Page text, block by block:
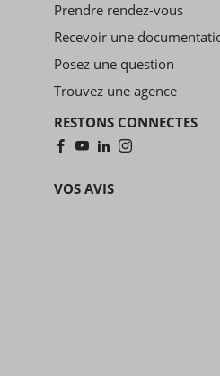
Prendre rendez-vous
Recevoir une
Posez une question
Trouvez une agence
RESTONS CONNECTES
VOS AVIS